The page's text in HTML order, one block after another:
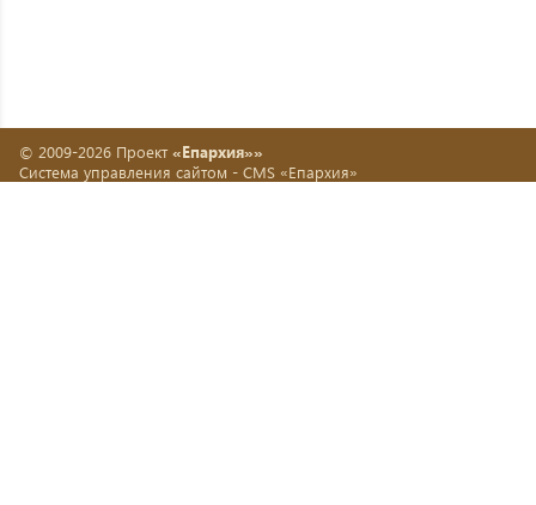
© 2009-2026 Проект «Епархия»»
Система управления сайтом - CMS «Епархия»